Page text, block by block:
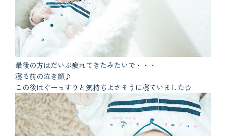
最後の方はだいぶ疲れてきたみたいで・・・
寝る前の泣き顔♪
この後はぐーっすりと気持ちよさそうに寝ていました☆